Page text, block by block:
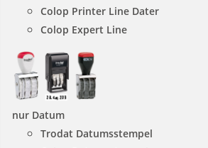
Colop Printer Line Dater
Colop Expert Line
nur Datum
Trodat Datumsstempel